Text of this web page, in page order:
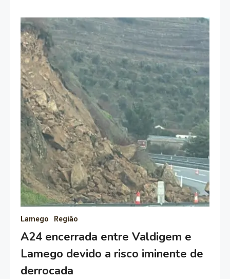
Lamego Região
A24 encerrada entre Valdigem e
Lamego devido a risco iminente de
derrocada